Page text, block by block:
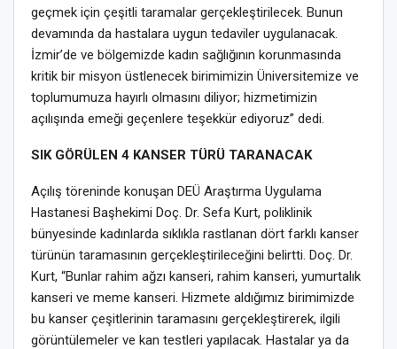
geçmek için çeşitli taramalar gerçekleştirilecek. Bunun
devamında da hastalara uygun tedaviler uygulanacak.
İzmir’de ve bölgemizde kadın sağlığının korunmasında
kritik bir misyon üstlenecek birimimizin Üniversitemize ve
toplumumuza hayırlı olmasını diliyor; hizmetimizin
açılışında emeği geçenlere teşekkür ediyoruz” dedi.
SIK GÖRÜLEN 4 KANSER TÜRÜ TARANACAK
Açılış töreninde konuşan DEÜ Araştırma Uygulama
Hastanesi Başhekimi Doç. Dr. Sefa Kurt, poliklinik
bünyesinde kadınlarda sıklıkla rastlanan dört farklı kanser
türünün taramasının gerçekleştirileceğini belirtti. Doç. Dr.
Kurt, “Bunlar rahim ağzı kanseri, rahim kanseri, yumurtalık
kanseri ve meme kanseri. Hizmete aldığımız birimimizde
bu kanser çeşitlerinin taramasını gerçekleştirerek, ilgili
görüntülemeler ve kan testleri yapılacak. Hastalar ya da